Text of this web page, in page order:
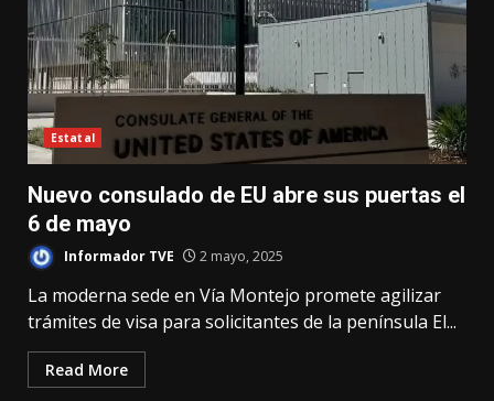
Estatal
Nuevo consulado de EU abre sus puertas el
6 de mayo
Informador TVE 2 mayo, 2025
La moderna sede en Vía Montejo promete agilizar
trámites de visa para solicitantes de la península El...
Read More